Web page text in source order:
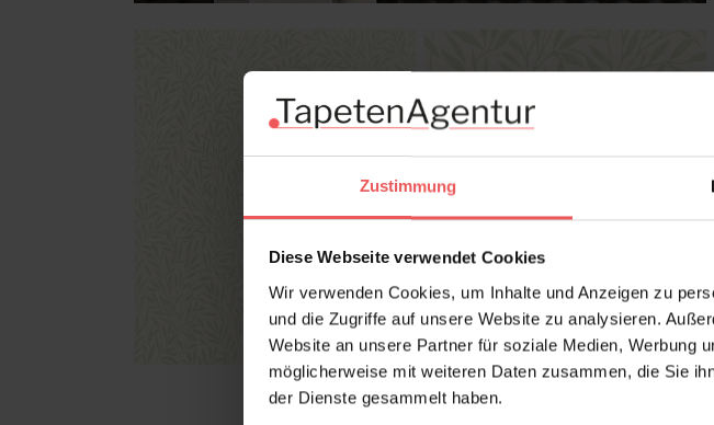
Zustimmung
Diese Webseite verwendet Cookies
Wir verwenden Cookies, um Inhalte und Anzeigen zu
und die Zugriffe auf unsere Website zu analysieren.
Website an unsere Partner für soziale Medien, Werbung
möglicherweise mit weiteren Daten zusammen, die Sie
der Dienste gesammelt haben.